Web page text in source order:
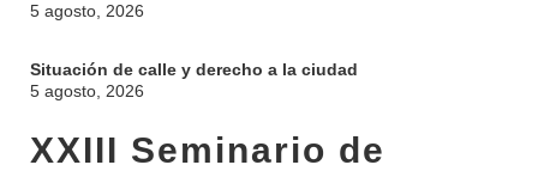
5 agosto, 2026
Situación de calle y derecho a la ciudad
5 agosto, 2026
XXIII Seminario de